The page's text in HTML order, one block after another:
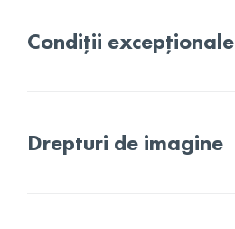
Condiții excepționale
Drepturi de imagine